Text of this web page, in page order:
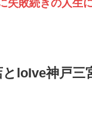
失敗続きの人生
loIve神戸三